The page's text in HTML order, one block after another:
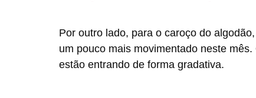
Por outro lado, para o caroço do
um pouco mais movimentado neste
estão entrando de forma gradativa.